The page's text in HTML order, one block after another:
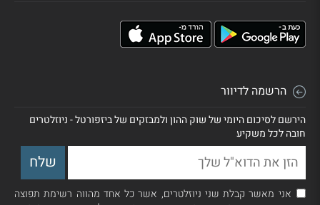
הרשמה לדיוור
הירשם לסיכום היומי של שוק ההון ולמבזקים של ביזפורטל - ניוזלטרים
חובה לכל משקיע
אני מאשר קבלת שני ניוזלטרים, אשר כל אחד מהווה רשימת תפוצה